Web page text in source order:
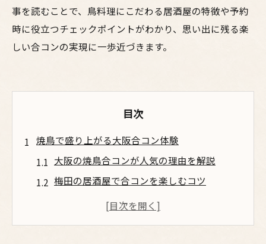
事を読むことで、鳥料理にこだわる居酒屋の特徴や予約
時に役立つチェックポイントがわかり、思い出に残る楽
しい合コンの実現に一歩近づきます。
目次
焼鳥で盛り上がる大阪合コン体験
大阪の焼鳥合コンが人気の理由を解説
梅田の居酒屋で合コンを楽しむコツ
鳥料理で盛り上がる合コンの魅力とは